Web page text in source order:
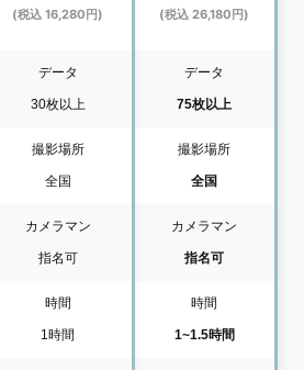
(税込 16,280円)
データ
30枚以上
撮影場所
全国
カメラマン
指名可
時間
1時間
(税込 26,180円)
データ
75枚以上
撮影場所
全国
カメラマン
指名可
時間
1~1.5時間